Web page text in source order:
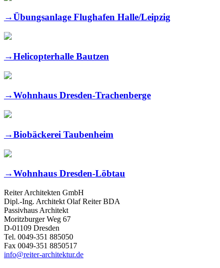
→Übungsanlage Flughafen Halle/Leipzig
→Helicopterhalle Bautzen
→Wohnhaus Dresden-Trachenberge
→Biobäckerei Taubenheim
→Wohnhaus Dresden-Löbtau
Reiter Architekten GmbH
Dipl.-Ing. Architekt Olaf Reiter BDA
Passivhaus Architekt
Moritzburger Weg 67
D-01109 Dresden
Tel. 0049-351 885050
Fax 0049-351 8850517
info@reiter-architektur.de